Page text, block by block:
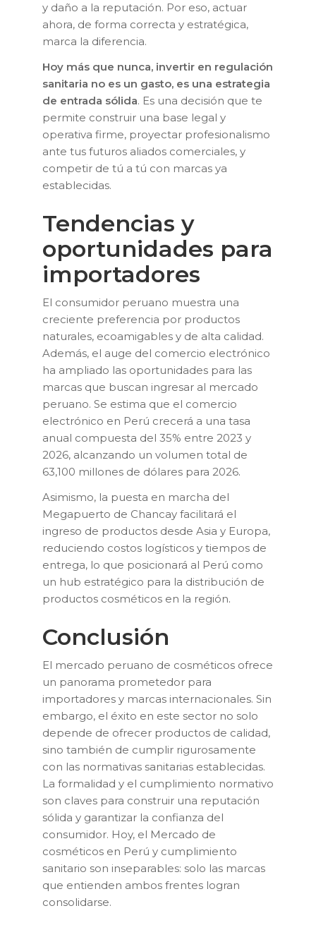
y daño a la reputación. Por eso, actuar
ahora, de forma correcta y estratégica,
marca la diferencia.
Hoy más que nunca, invertir en regulación
sanitaria no es un gasto, es una estrategia
de entrada sólida. Es una decisión que te
permite construir una base legal y
operativa firme, proyectar profesionalismo
ante tus futuros aliados comerciales, y
competir de tú a tú con marcas ya
establecidas.
Tendencias y
oportunidades para
importadores
El consumidor peruano muestra una
creciente preferencia por productos
naturales, ecoamigables y de alta calidad.
Además, el auge del comercio electrónico
ha ampliado las oportunidades para las
marcas que buscan ingresar al mercado
peruano. Se estima que el comercio
electrónico en Perú crecerá a una tasa
anual compuesta del 35% entre 2023 y
2026, alcanzando un volumen total de
63,100 millones de dólares para 2026.
Asimismo, la puesta en marcha del
Megapuerto de Chancay facilitará el
ingreso de productos desde Asia y Europa,
reduciendo costos logísticos y tiempos de
entrega, lo que posicionará al Perú como
un hub estratégico para la distribución de
productos cosméticos en la región.
Conclusión
El mercado peruano de cosméticos ofrece
un panorama prometedor para
importadores y marcas internacionales. Sin
embargo, el éxito en este sector no solo
depende de ofrecer productos de calidad,
sino también de cumplir rigurosamente
con las normativas sanitarias establecidas.
La formalidad y el cumplimiento normativo
son claves para construir una reputación
sólida y garantizar la confianza del
consumidor. Hoy, el Mercado de
cosméticos en Perú y cumplimiento
sanitario son inseparables: solo las marcas
que entienden ambos frentes logran
consolidarse.